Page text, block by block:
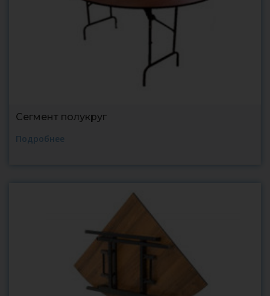
Сегмент полукруг
Подробнее